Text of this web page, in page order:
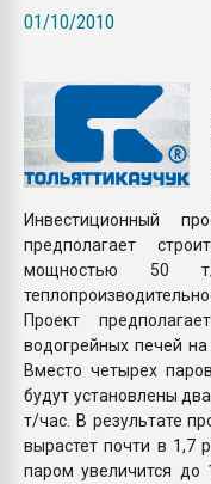
01/10/2010
Инвестиционный
предполагает
мощностью 50
Проект
водогрейных печей
Вместо четырех
будут установлены
т/час. В результате
вырастет почти в 1,7
паром увеличится до